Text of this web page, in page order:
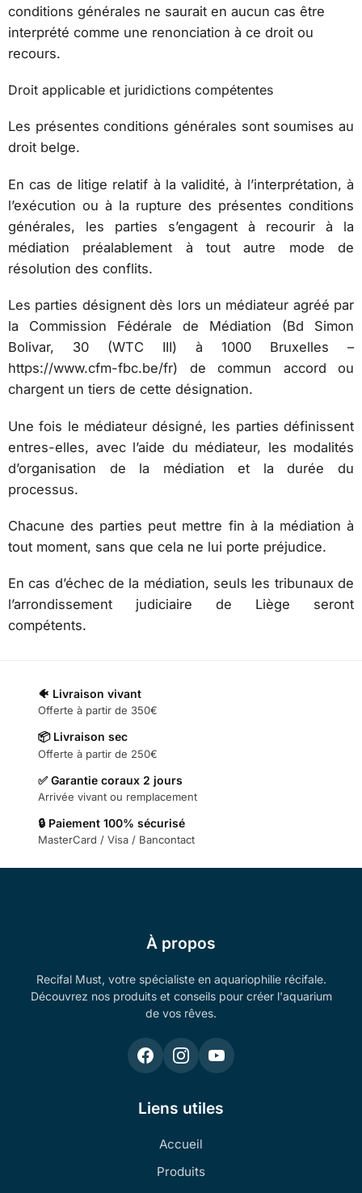
conditions générales ne saurait en aucun cas être
interprété comme une renonciation à ce droit ou
recours.
Droit applicable et juridictions compétentes
Les présentes conditions générales sont soumises au
droit belge.
En cas de litige relatif à la validité, à l’interprétation, à
l’exécution ou à la rupture des présentes conditions
générales, les parties s’engagent à recourir à la
médiation préalablement à tout autre mode de
résolution des conflits.
Les parties désignent dès lors un médiateur agréé par
la Commission Fédérale de Médiation (Bd Simon
Bolivar, 30 (WTC III) à 1000 Bruxelles –
https://www.cfm-fbc.be/fr) de commun accord ou
chargent un tiers de cette désignation.
Une fois le médiateur désigné, les parties définissent
entres-elles, avec l’aide du médiateur, les modalités
d’organisation de la médiation et la durée du
processus.
Chacune des parties peut mettre fin à la médiation à
tout moment, sans que cela ne lui porte préjudice.
En cas d’échec de la médiation, seuls les tribunaux de
l’arrondissement judiciaire de Liège seront
compétents.
🐠 Livraison vivant
Offerte à partir de 350€
📦 Livraison sec
Offerte à partir de 250€
✅ Garantie coraux 2 jours
Arrivée vivant ou remplacement
🔒 Paiement 100% sécurisé
MasterCard / Visa / Bancontact
À propos
Recifal Must, votre spécialiste en aquariophilie récifale.
Découvrez nos produits et conseils pour créer l'aquarium
de vos rêves.
Liens utiles
Accueil
Produits